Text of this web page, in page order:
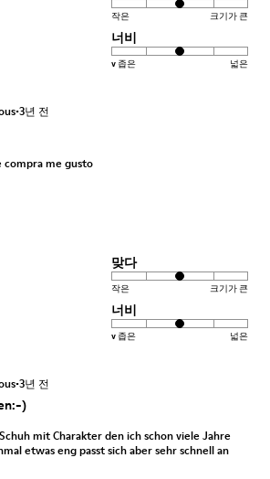
작은 크기가 큰
너비
v 좁은 넓은
·3년 전
compra me gusto
맞다
작은 크기가 큰
너비
v 좁은 넓은
·3년 전
)
mit Charakter den ich schon viele Jahre
etwas eng passt sich aber sehr schnell an